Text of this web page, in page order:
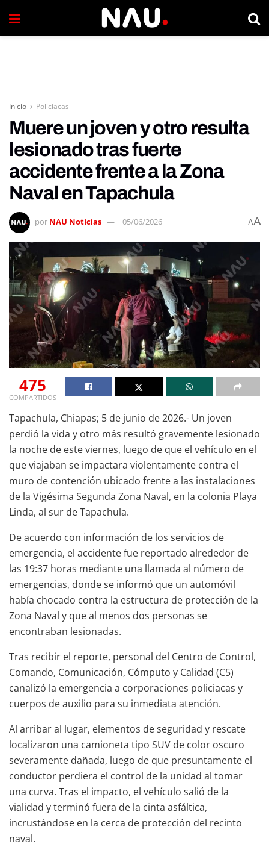
Inicio Policiacas
Muere un joven y otro resulta
lesionado tras fuerte
accidente frente a la Zona
Naval en Tapachula
por NAU Noticias 05/06/2026 AA
475
COMPARTIDOS
Tapachula, Chiapas; 5 de junio de 2026.- Un joven
perdió la vida y otro más resultó gravemente lesionado
la noche de este viernes, luego de que el vehículo en el
que viajaban se impactara violentamente contra el
muro de contención ubicado frente a las instalaciones
de la Vigésima Segunda Zona Naval, en la colonia Playa
Linda, al sur de Tapachula.
De acuerdo con información de los servicios de
emergencia, el accidente fue reportado alrededor de
las 19:37 horas mediante una llamada al número de
emergencias, donde se informó que un automóvil
había chocado contra la estructura de protección de la
Zona Naval y que al menos dos personas se
encontraban lesionadas.
Tras recibir el reporte, personal del Centro de Control,
Comando, Comunicación, Cómputo y Calidad (C5)
canalizó la emergencia a corporaciones policiacas y
cuerpos de auxilio para su inmediata atención.
Al arribar al lugar, elementos de seguridad y rescate
localizaron una camioneta tipo SUV de color oscuro
severamente dañada, luego de que presuntamente el
conductor perdiera el control de la unidad al tomar
una curva. Tras el impacto, el vehículo salió de la
vialidad y terminó fuera de la cinta asfáltica,
incrustándose en la cerca de protección del recinto
naval.